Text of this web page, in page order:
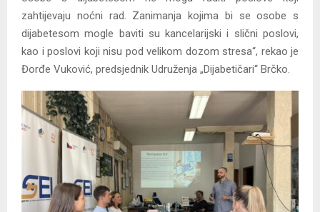
zahtijevaju noćni rad. Zanimanja kojima bi se osobe s
dijabetesom mogle baviti su kancelarijski i slični poslovi,
kao i poslovi koji nisu pod velikom dozom stresa“, rekao je
Đorđe Vuković, predsjednik Udruženja „Dijabetičari“ Brčko.